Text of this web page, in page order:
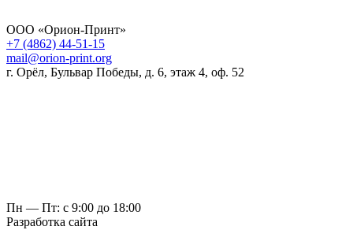
ООО «Орион-Принт»
+7 (4862) 44-51-15
mail@orion-print.org
г. Орёл, Бульвар Победы, д. 6, этаж 4, оф. 52
Пн — Пт: с 9:00 до 18:00
Разработка сайта